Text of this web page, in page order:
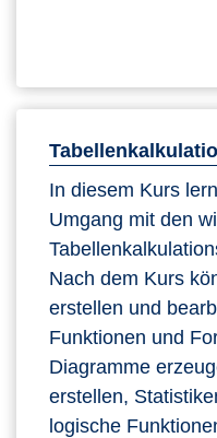
In diesem Kurs
Umgang mit den
Nach dem Kurs
erstellen und
Funktionen und
Diagramme
erstellen,
logische